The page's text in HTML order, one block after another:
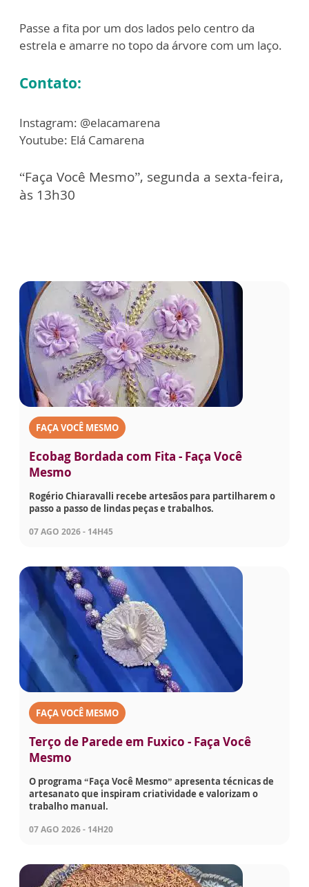
Passe a fita por um dos lados pelo centro da
estrela e amarre no topo da árvore com um laço.
Contato:
Instagram: @elacamarena
Youtube: Elá Camarena
“Faça Você Mesmo”, segunda a sexta-feira,
às 13h30
FAÇA VOCÊ MESMO
Ecobag Bordada com Fita - Faça Você
Mesmo
Rogério Chiaravalli recebe artesãos para partilharem o
passo a passo de lindas peças e trabalhos.
07 AGO 2026 - 14H45
FAÇA VOCÊ MESMO
Terço de Parede em Fuxico - Faça Você
Mesmo
O programa “Faça Você Mesmo” apresenta técnicas de
artesanato que inspiram criatividade e valorizam o
trabalho manual.
07 AGO 2026 - 14H20